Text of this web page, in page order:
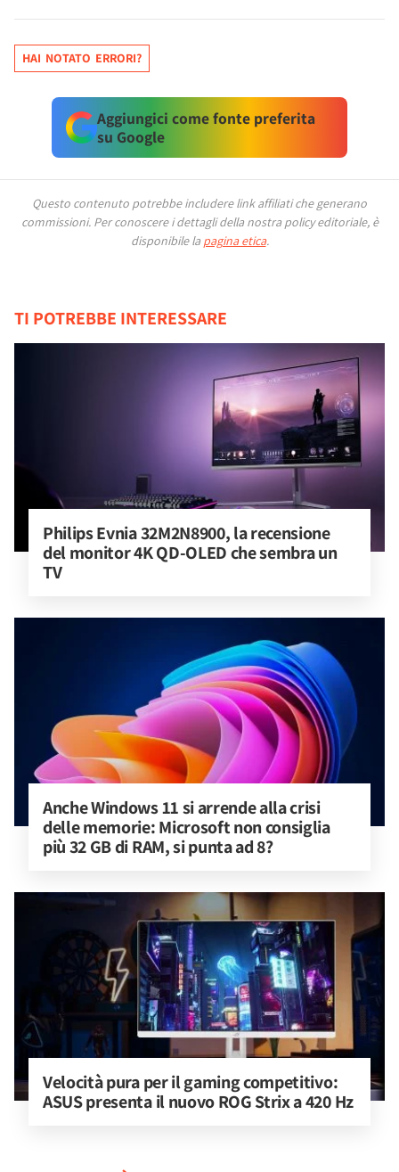
HAI NOTATO ERRORI?
Aggiungici come fonte preferita
su Google
Questo contenuto potrebbe includere link affiliati che generano
commissioni. Per conoscere i dettagli della nostra policy editoriale, è
disponibile la pagina etica.
TI POTREBBE INTERESSARE
Philips Evnia 32M2N8900, la recensione
del monitor 4K QD-OLED che sembra un
TV
Anche Windows 11 si arrende alla crisi
delle memorie: Microsoft non consiglia
più 32 GB di RAM, si punta ad 8?
Velocità pura per il gaming competitivo:
ASUS presenta il nuovo ROG Strix a 420 Hz